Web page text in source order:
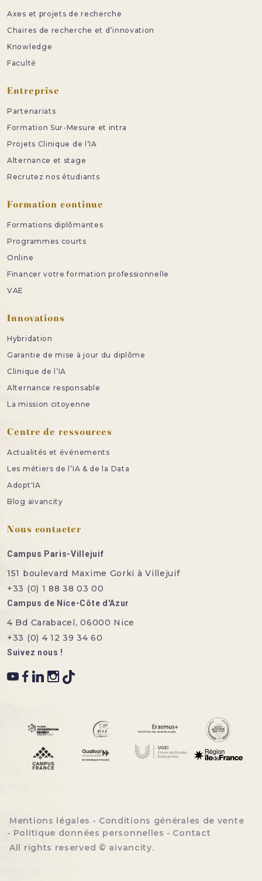
Axes et projets de recherche
Chaires de recherche et d’innovation
Knowledge
Faculté
Entreprise
Partenariats
Formation Sur-Mesure et intra
Projets Clinique de l’IA
Alternance et stage
Recrutez nos étudiants
Formation continue
Formations diplômantes
Programmes courts
Online
Financer votre formation professionnelle
VAE
Innovations
Hybridation
Garantie de mise à jour du diplôme
Clinique de l’IA
Alternance responsable
La mission citoyenne
Centre de ressources
Actualités et événements
Les métiers de l’IA & de la Data
Adopt'IA
Blog aivancity
Nous contacter
Campus Paris-Villejuif
151 boulevard Maxime Gorki à Villejuif
+33 (0) 1 88 38 03 00
Campus de Nice-Côte d'Azur
4 Bd Carabacel, 06000 Nice
+33 (0) 4 12 39 34 60
Suivez nous !
Menu bottom footer
Mentions légales
Conditions générales de vente
Politique données personnelles
Contact
All rights reserved © aivancity.